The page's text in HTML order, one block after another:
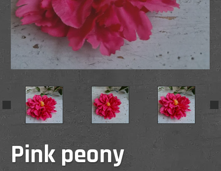
Pink peony